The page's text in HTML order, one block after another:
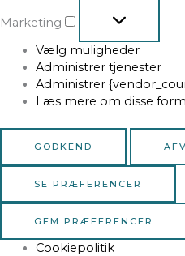
Marketing
Vælg muligheder
Administrer tjenester
Administrer
Læs mere om disse
GODKEND
SE PRÆFERENCER
GEM PRÆFERENCER
Cookiepolitik